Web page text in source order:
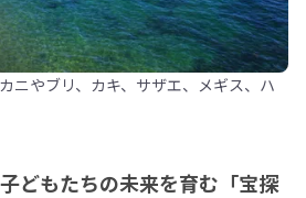
ニやブリ、カキ、サザエ、メギス、ハ
どもたちの未来を育む「宝探